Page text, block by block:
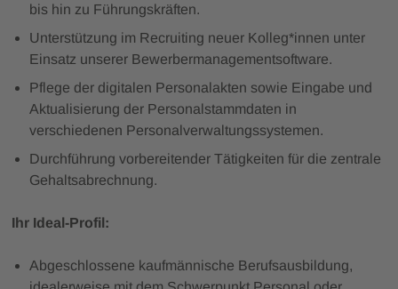
bis hin zu Führungskräften.
Unterstützung im Recruiting neuer Kolleg*innen unter
Einsatz unserer Bewerbermanagementsoftware.
Pflege der digitalen Personalakten sowie Eingabe und
Aktualisierung der Personalstammdaten in
verschiedenen Personalverwaltungssystemen.
Durchführung vorbereitender Tätigkeiten für die zentrale
Gehaltsabrechnung.
Ihr Ideal-Profil:
Abgeschlossene kaufmännische Berufsausbildung,